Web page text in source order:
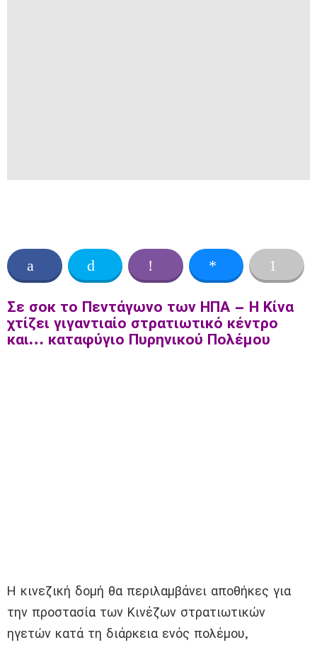
Σε σοκ το Πεντάγωνο των ΗΠΑ – Η Κίνα
χτίζει γιγαντιαίο στρατιωτικό κέντρο
και… καταφύγιο Πυρηνικού Πολέμου
Η κινεζική δομή θα περιλαμβάνει αποθήκες για
την προστασία των Κινέζων στρατιωτικών
ηγετών κατά τη διάρκεια ενός πολέμου,